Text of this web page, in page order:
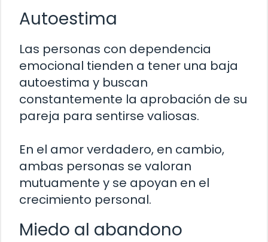
Autoestima
Las personas con dependencia
emocional tienden a tener una baja
autoestima y buscan
constantemente la aprobación de su
pareja para sentirse valiosas.
En el amor verdadero, en cambio,
ambas personas se valoran
mutuamente y se apoyan en el
crecimiento personal.
Miedo al abandono